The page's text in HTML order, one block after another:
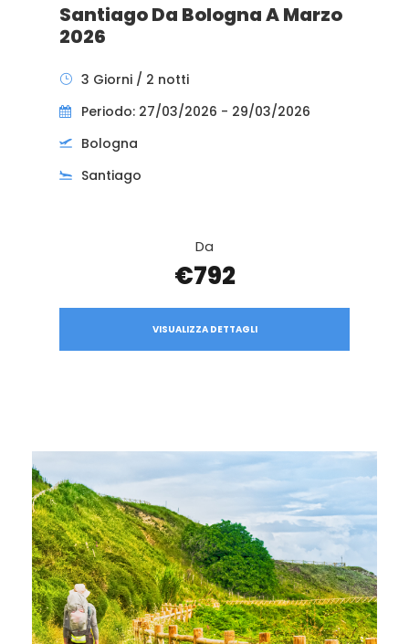
Santiago Da Bologna A Marzo
2026
3 Giorni / 2 notti
Periodo: 27/03/2026 - 29/03/2026
Bologna
Santiago
Da
€792
VISUALIZZA DETTAGLI